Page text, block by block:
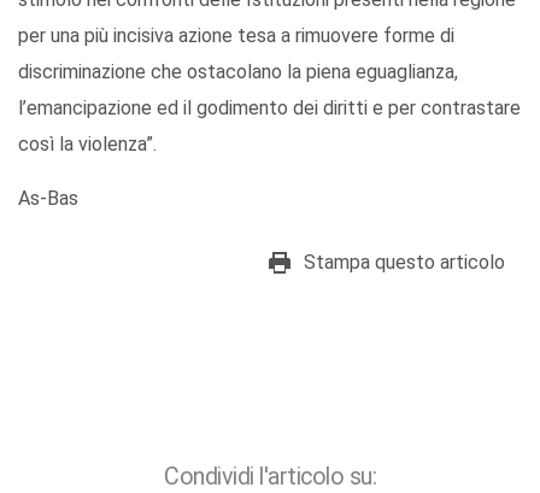
per una più incisiva azione tesa a rimuovere forme di
discriminazione che ostacolano la piena eguaglianza,
l’emancipazione ed il godimento dei diritti e per contrastare
così la violenza”.
As-Bas
Stampa questo articolo
Condividi l'articolo su: